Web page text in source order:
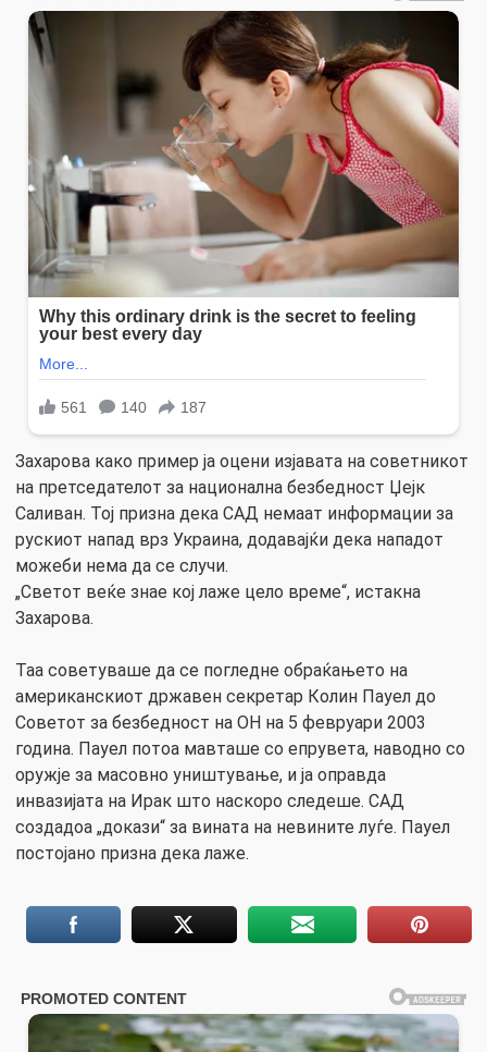
Захарова како пример ја оцени изјавата на советникот
на претседателот за национална безбедност Џејк
Саливан. Тој призна дека САД немаат информации за
рускиот напад врз Украина, додавајќи дека нападот
можеби нема да се случи.
„Светот веќе знае кој лаже цело време“, истакна
Захарова.
Таа советуваше да се погледне обраќањето на
американскиот државен секретар Колин Пауел до
Советот за безбедност на ОН на 5 февруари 2003
година. Пауел потоа мавташе со епрувета, наводно со
оружје за масовно уништување, и ја оправда
инвазијата на Ирак што наскоро следеше. САД
создадоа „докази“ за вината на невините луѓе. Пауел
постојано призна дека лаже.